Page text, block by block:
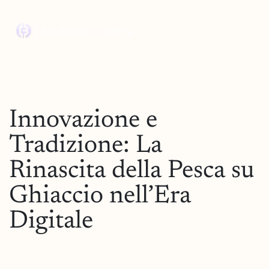
Innovazione e
Tradizione: La
Rinascita della Pesca su
Ghiaccio nell’Era
Digitale